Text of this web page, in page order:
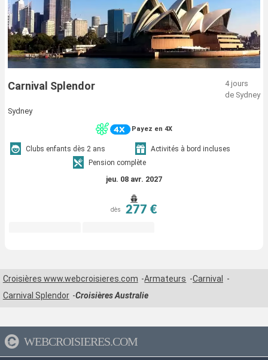
Carnival Splendor
4 jours
de Sydney
Sydney
Payez en 4X
Clubs enfants dès 2 ans
Activités à bord incluses
Pension complète
jeu. 08 avr. 2027
dès 277 €
Croisières www.webcroisieres.com Armateurs
Carnival
Carnival Splendor
Croisières Australie
WEBCROISIERES.COM